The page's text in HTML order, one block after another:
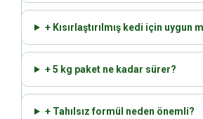
+ Kısırlaştırılmış kedi için uygun
+ 5 kg paket ne kadar sürer?
+ Tahılsız formül neden önemli?